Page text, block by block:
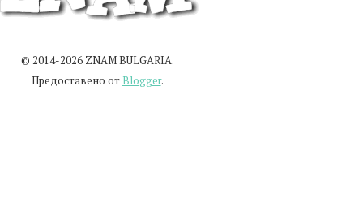
© 2014-2026 ZNAM BULGARIA.
Предоставено от Blogger.